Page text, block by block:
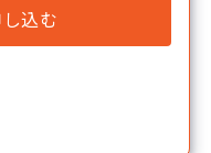
込む